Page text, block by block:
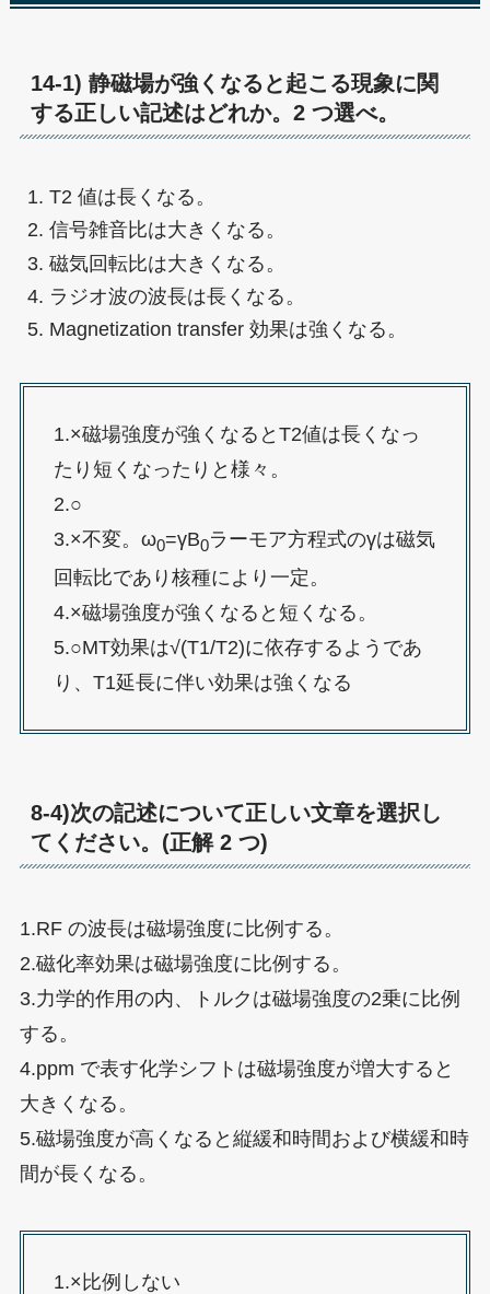
14-1) 静磁場が強くなると起こる現象に関
する正しい記述はどれか。2 つ選べ。
T2 値は長くなる。
信号雑音比は大きくなる。
磁気回転比は大きくなる。
ラジオ波の波長は長くなる。
Magnetization transfer 効果は強くなる。
1.×磁場強度が強くなるとT2値は長くなっ
たり短くなったりと様々。
2.○
3.×不変。ω0=γB0ラーモア方程式のγは磁気
回転比であり核種により一定。
4.×磁場強度が強くなると短くなる。
5.○MT効果は√(T1/T2)に依存するようであ
り、T1延長に伴い効果は強くなる
8-4)次の記述について正しい文章を選択し
てください。(正解 2 つ)
1.RF の波長は磁場強度に比例する。
2.磁化率効果は磁場強度に比例する。
3.力学的作用の内、トルクは磁場強度の2乗に比例
する。
4.ppm で表す化学シフトは磁場強度が増大すると
大きくなる。
5.磁場強度が高くなると縦緩和時間および横緩和時
間が長くなる。
1.×比例しない